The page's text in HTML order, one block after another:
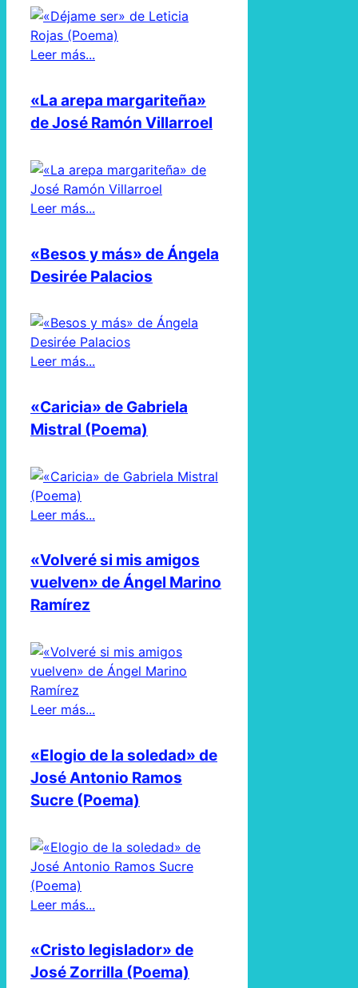
Leer más...
«La arepa margariteña»
de José Ramón Villarroel
Leer más...
«Besos y más» de Ángela
Desirée Palacios
Leer más...
«Caricia» de Gabriela
Mistral (Poema)
Leer más...
«Volveré si mis amigos
vuelven» de Ángel Marino
Ramírez
Leer más...
«Elogio de la soledad» de
José Antonio Ramos
Sucre (Poema)
Leer más...
«Cristo legislador» de
José Zorrilla (Poema)